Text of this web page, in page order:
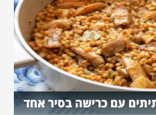
עם כרישה בסיר אחד